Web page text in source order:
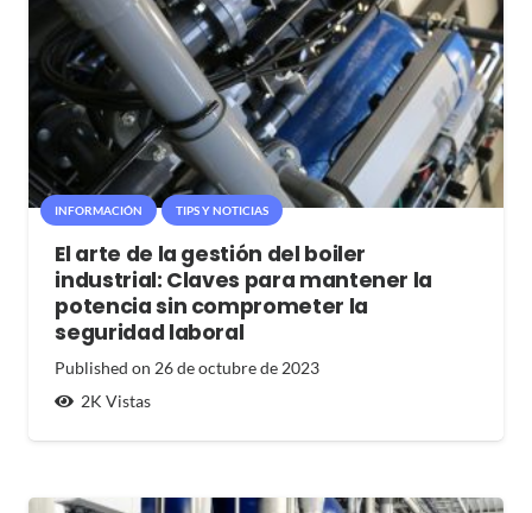
INFORMACIÓN TIPS Y NOTICIAS
El arte de la gestión del boiler
industrial: Claves para mantener la
potencia sin comprometer la
seguridad laboral
Published on 26 de octubre de 2023
2K Vistas